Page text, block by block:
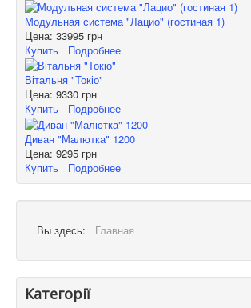
Модульная система "Лацио" (гостиная 1)
Цена: 33995 грн
Купить
Подробнее
Вітальня "Токіо"
Цена: 9330 грн
Купить
Подробнее
Диван "Малютка" 1200
Цена: 9295 грн
Купить
Подробнее
Вы здесь: Главная
Категорії